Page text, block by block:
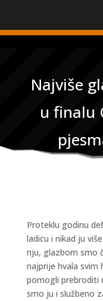
Najviše
u finalu
Proteklu godinu
ladicu i nikad ju
nju, glazbom smo
najprije hvala svim
pomogli prebroditi
smo ju i službeno